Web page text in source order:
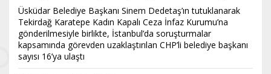
Üsküdar Belediye Başkanı Sinem Dedetaş’ın tutuklanarak
Tekirdağ Karatepe Kadın Kapalı Ceza İnfaz Kurumu’na
gönderilmesiyle birlikte, İstanbul’da soruşturmalar
kapsamında görevden uzaklaştırılan CHP’li belediye başkanı
sayısı 16’ya ulaştı